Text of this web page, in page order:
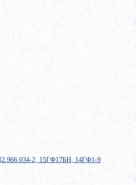
2, 15ГФ17БН, 14ГФ1-9